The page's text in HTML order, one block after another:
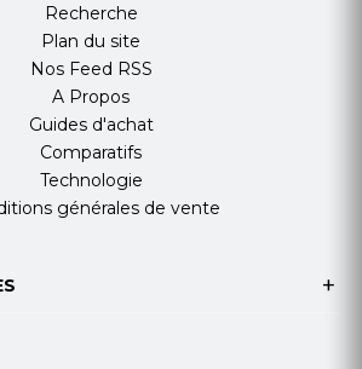
Recherche
Plan du site
Nos Feed RSS
A Propos
Guides d'achat
Comparatifs
Technologie
générales de vente